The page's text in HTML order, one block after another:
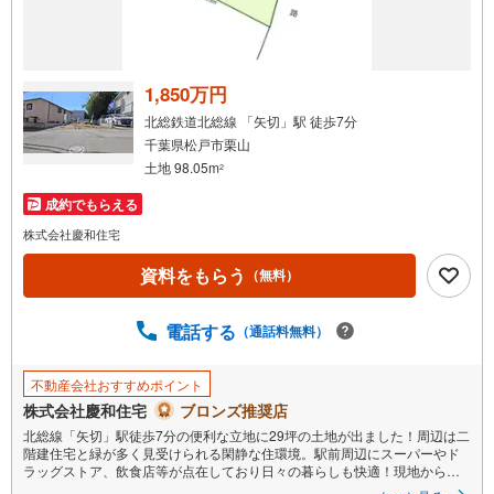
る
・
条
件
マ
イ
ペ
ジ
存
す
る
1,850万円
北総鉄道北総線 「矢切」駅 徒歩7分
千葉県松戸市栗山
土地 98.05m2
成約でもらえる
株式会社慶和住宅
資料をもらう （無料）
電話する （通話料無料）
不動産会社おすすめポイント
株式会社慶和住宅 ブロンズ推奨店
北総線「矢切」駅徒歩7分の便利な立地に29坪の土地が出ました！周辺は二
階建住宅と緑が多く見受けられる閑静な住環境。駅前周辺にスーパーやド
ラッグストア、飲食店等が点在しており日々の暮らしも快適！現地から徒
歩6分のバス停よりJR総武線「市川」駅、JR常磐線「松戸」駅行きのバス